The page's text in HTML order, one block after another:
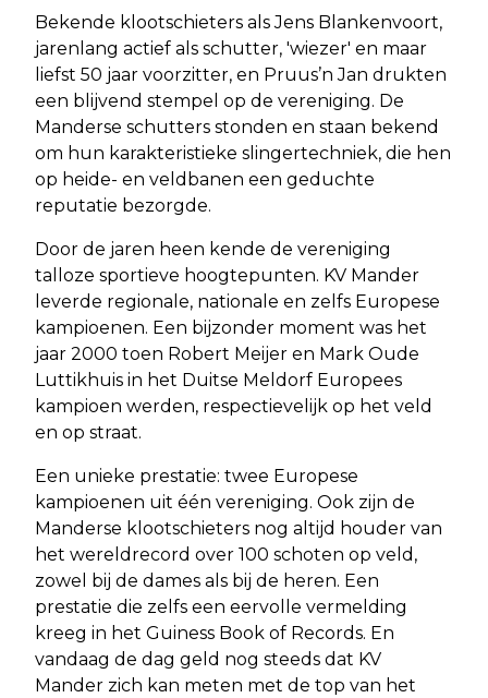
Bekende klootschieters als Jens Blankenvoort,
jarenlang actief als schutter, 'wiezer' en maar
liefst 50 jaar voorzitter, en Pruus’n Jan drukten
een blijvend stempel op de vereniging. De
Manderse schutters stonden en staan bekend
om hun karakteristieke slingertechniek, die hen
op heide- en veldbanen een geduchte
reputatie bezorgde.
Door de jaren heen kende de vereniging
talloze sportieve hoogtepunten. KV Mander
leverde regionale, nationale en zelfs Europese
kampioenen. Een bijzonder moment was het
jaar 2000 toen Robert Meijer en Mark Oude
Luttikhuis in het Duitse Meldorf Europees
kampioen werden, respectievelijk op het veld
en op straat.
Een unieke prestatie: twee Europese
kampioenen uit één vereniging. Ook zijn de
Manderse klootschieters nog altijd houder van
het wereldrecord over 100 schoten op veld,
zowel bij de dames als bij de heren. Een
prestatie die zelfs een eervolle vermelding
kreeg in het Guiness Book of Records. En
vandaag de dag geld nog steeds dat KV
Mander zich kan meten met de top van het